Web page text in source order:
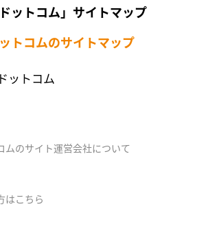
ットコム」サイトマップ
トコムのサイトマップ
ットコム
ムのサイト運営会社について
はこちら